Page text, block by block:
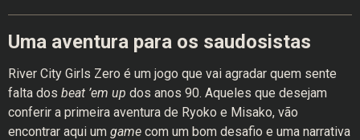
Uma aventura para os saudosistas
River City Girls Zero é um jogo que vai agradar quem sente
falta dos beat ’em up dos anos 90. Aqueles que desejam
conferir a primeira aventura de Ryoko e Misako, vão
encontrar aqui um game com um bom desafio e uma narrativa